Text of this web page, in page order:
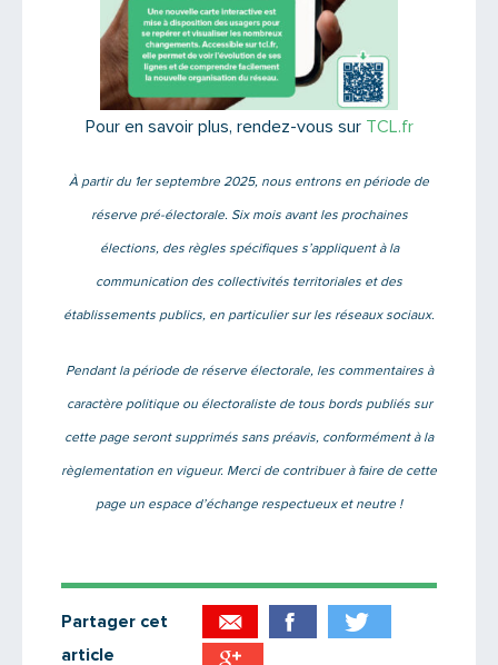
Pour en savoir plus, rendez-vous sur TCL.fr
À partir du 1er septembre 2025, nous entrons en période de
réserve pré-électorale. Six mois avant les prochaines
élections, des règles spécifiques s’appliquent à la
communication des collectivités territoriales et des
établissements publics, en particulier sur les réseaux sociaux.
Pendant la période de réserve électorale, les commentaires à
caractère politique ou électoraliste de tous bords publiés sur
cette page seront supprimés sans préavis, conformément à la
règlementation en vigueur. Merci de contribuer à faire de cette
page un espace d’échange respectueux et neutre !
Partager cet
article